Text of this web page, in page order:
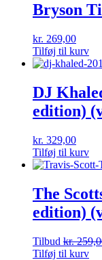
Bryson
kr. 269,00
Tilføj til kurv
DJ
edition)
kr. 329,00
Tilføj til kurv
The
edition)
Tilbud kr.
Tilføj til kurv